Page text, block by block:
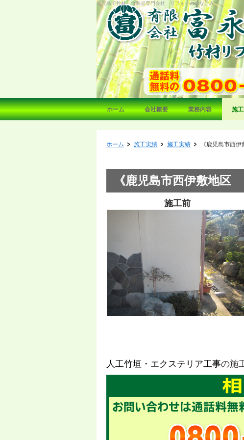
鹿児島で竹材、竹製品専門会社 リフォームのなごみ
ホーム 会社概要 業務内容 施
ホーム 施工実績 施工実績 《鹿児島市西
《鹿児島市西伊敷地
施工前
人工竹垣・エクステリア工事の施